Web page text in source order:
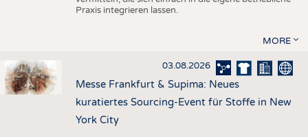
Praxis integrieren lassen.
MORE
03.08.2026
Messe Frankfurt & Supima: Neues
kuratiertes Sourcing-Event für Stoffe in New
York City